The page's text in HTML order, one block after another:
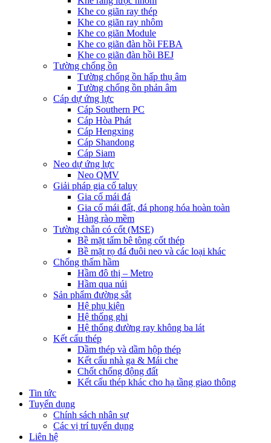
Khe co giãn ray thép
Khe co giãn ray nhôm
Khe co giãn Module
Khe co giãn đàn hồi FEBA
Khe co giãn đàn hồi BEJ
Tường chống ồn
Tường chống ồn hấp thụ âm
Tường chống ồn phản âm
Cáp dự ứng lực
Cáp Southern PC
Cáp Hòa Phát
Cáp Hengxing
Cáp Shandong
Cáp Siam
Neo dự ứng lực
Neo QMV
Giải pháp gia cố taluy
Gia cố mái đá
Gia cố mái đất, đá phong hóa hoàn toàn
Hàng rào mềm
Tường chắn có cốt (MSE)
Bề mặt tấm bê tông cốt thép
Bề mặt rọ đá đuôi neo và các loại khác
Chống thấm hầm
Hầm đô thị – Metro
Hầm qua núi
Sản phẩm đường sắt
Hệ phụ kiện
Hệ thống ghi
Hệ thống đường ray không ba lát
Kết cấu thép
Dầm thép và dầm hộp thép
Kết cấu nhà ga & Mái che
Chốt chống động đất
Kết cấu thép khác cho hạ tầng giao thông
Tin tức
Tuyển dụng
Chính sách nhân sự
Các vị trí tuyển dụng
Liên hệ